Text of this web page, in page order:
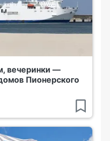
вечеринки —
Пионерского